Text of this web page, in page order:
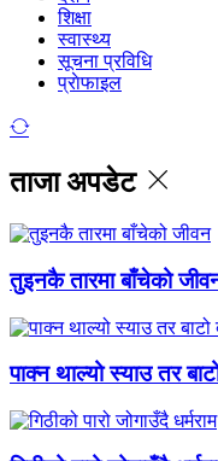
शिक्षा
स्वास्थ्य
सूचना प्रविधि
प्राेफाइल
ताजा अपडेट
तुइनकै तारमा बाँचेको
पाक्न थाल्यो स्याउ तर